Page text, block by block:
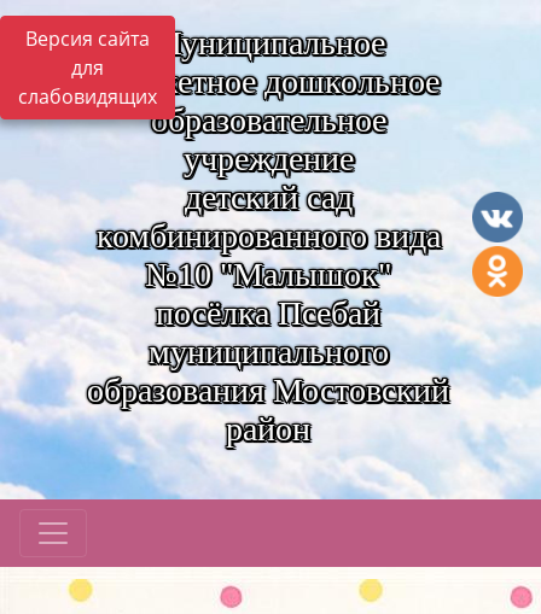
Версия сайта
для
слабовидящих
Муниципальное
бюджетное дошкольное
образовательное
учреждение
детский сад
комбинированного вида
№10 "Малышок"
посёлка Псебай
муниципального
образования Мостовский
район